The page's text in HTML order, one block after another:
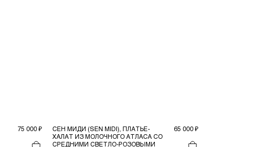
75 000 ₽
СЕН МИДИ (SEN MIDI), ПЛАТЬЕ-
ХАЛАТ ИЗ МОЛОЧНОГО АТЛАСА СО
СРЕДНИМИ СВЕТЛО-РОЗОВЫМИ
65 000 ₽